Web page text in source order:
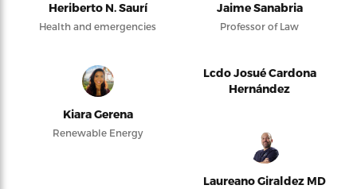
Heriberto N. Saurí
Health and emergencies
Jaime Sanabria
Professor of Law
Kiara Gerena
Renewable Energy
Lcdo Josué Cardona
Hernández
Laureano Giraldez MD